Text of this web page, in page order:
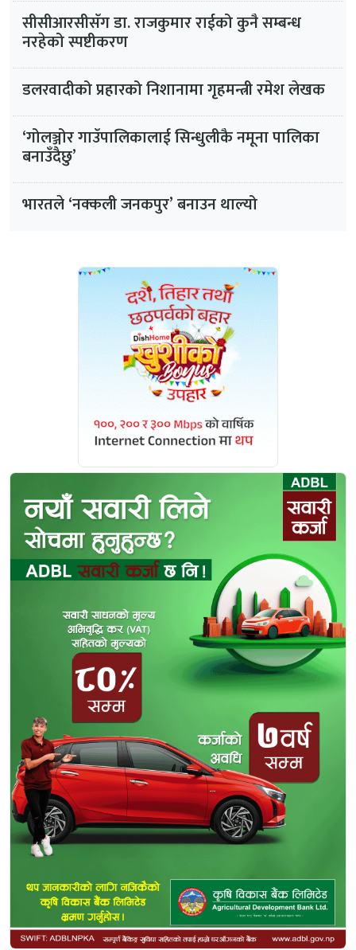
सीसीआरसीसँग डा. राजकुमार राईको कुनै सम्बन्ध
नरहेको स्पष्टीकरण
डलरवादीको प्रहारको निशानामा गृहमन्त्री रमेश लेखक
‘गोलञ्जोर गाउँपालिकालाई सिन्धुलीकै नमूना पालिका
बनाउँदैछु’
भारतले ‘नक्कली जनकपुर’ बनाउन थाल्यो